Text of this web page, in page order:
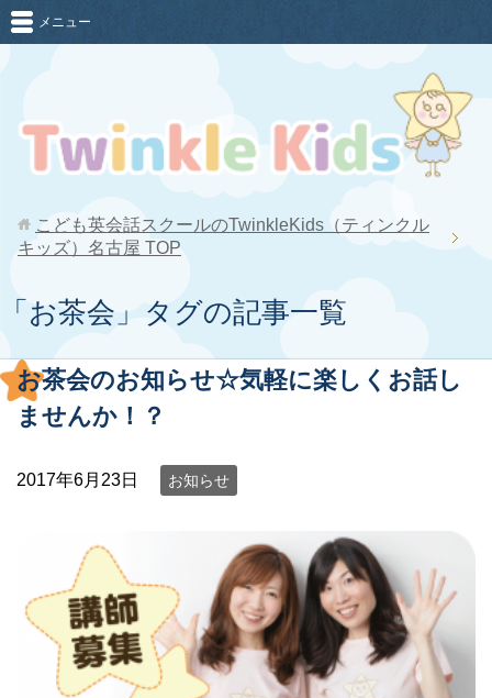
メニュー
こども英会話スクールのTwinkleKids（ティンクル
キッズ）名古屋 TOP
「お茶会」タグの記事一覧
お茶会のお知らせ☆気軽に楽しくお話し
ませんか！？
2017年6月23日 お知らせ